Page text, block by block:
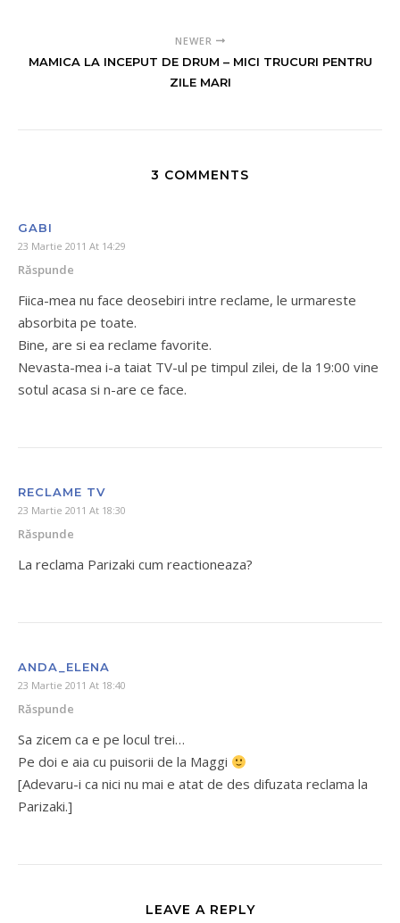
NEWER
MAMICA LA INCEPUT DE DRUM – MICI TRUCURI PENTRU
ZILE MARI
3 COMMENTS
GABI
23 Martie 2011 At 14:29
Răspunde
Fiica-mea nu face deosebiri intre reclame, le urmareste
absorbita pe toate.
Bine, are si ea reclame favorite.
Nevasta-mea i-a taiat TV-ul pe timpul zilei, de la 19:00 vine
sotul acasa si n-are ce face.
RECLAME TV
23 Martie 2011 At 18:30
Răspunde
La reclama Parizaki cum reactioneaza?
ANDA_ELENA
23 Martie 2011 At 18:40
Răspunde
Sa zicem ca e pe locul trei…
Pe doi e aia cu puisorii de la Maggi
[Adevaru-i ca nici nu mai e atat de des difuzata reclama la
Parizaki.]
LEAVE A REPLY